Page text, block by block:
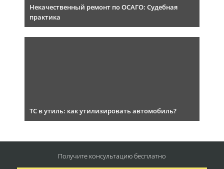
Некачественный ремонт по ОСАГО: Судебная
практика
ТС в утиль: как утилизировать автомобиль?
Получите консультациюбесплатно